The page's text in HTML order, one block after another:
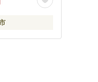
小野かっぱ
るキャラ】